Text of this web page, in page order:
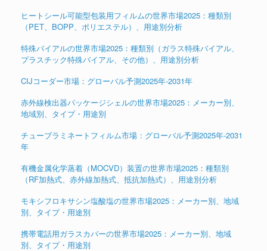
ヒートシール可能型包装用フィルムの世界市場2025：種類別
（PET、BOPP、ポリエステル）、用途別分析
特殊バイアルの世界市場2025：種類別（ガラス特殊バイアル、
プラスチック特殊バイアル、その他）、用途別分析
CIJコーダー市場：グローバル予測2025年-2031年
赤外線検出器パッケージシェルの世界市場2025：メーカー別、
地域別、タイプ・用途別
チューブラミネートフィルム市場：グローバル予測2025年-2031
年
有機金属化学蒸着（MOCVD）装置の世界市場2025：種類別
（RF加熱式、赤外線加熱式、抵抗加熱式）、用途別分析
モキシフロキサシン塩酸塩の世界市場2025：メーカー別、地域
別、タイプ・用途別
携帯電話用ガラスカバーの世界市場2025：メーカー別、地域
別、タイプ・用途別